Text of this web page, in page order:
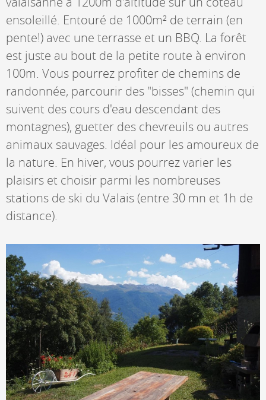
ensoleillé. Entouré de 1000m² de terrain (en
pente!) avec une terrasse et un BBQ. La forêt
est juste au bout de la petite route à environ
100m. Vous pourrez profiter de chemins de
randonnée, parcourir des "bisses" (chemin qui
suivent des cours d'eau descendant des
montagnes), guetter des chevreuils ou autres
animaux sauvages. Idéal pour les amoureux de
la nature. En hiver, vous pourrez varier les
plaisirs et choisir parmi les nombreuses
stations de ski du Valais (entre 30 mn et 1h de
distance).